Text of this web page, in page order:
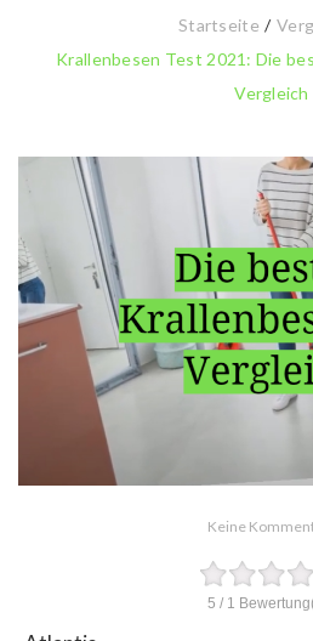
Startseite /
Krallenbesen Test 2021: Die
Vergleich
Keine
5 / 1